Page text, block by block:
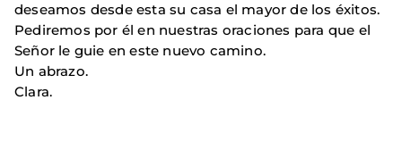
deseamos desde esta su casa el mayor de los éxitos.
Pediremos por él en nuestras oraciones para que el
Señor le guie en este nuevo camino.
Un abrazo.
Clara.